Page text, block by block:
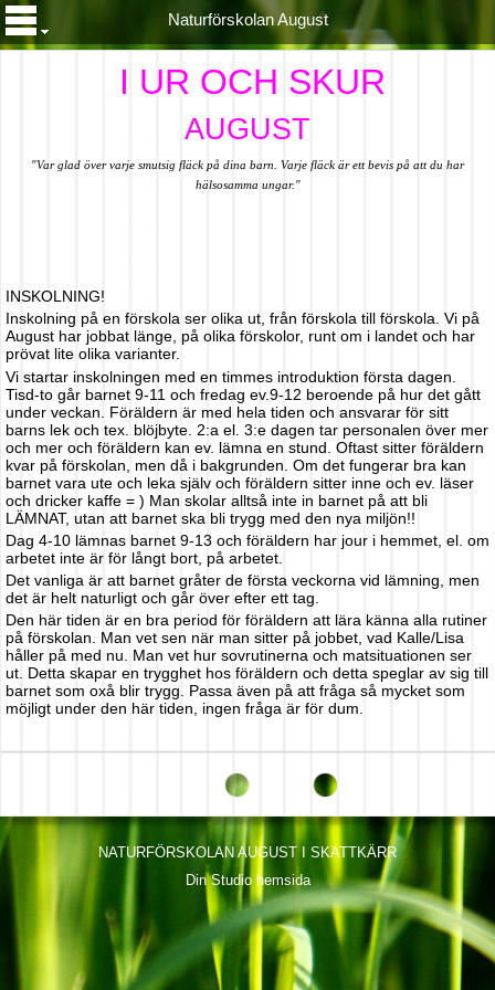
I UR OCH SKUR
AUGUST
"Var glad över varje smutsig fläck på dina barn. Varje fläck är ett bevis på att du har
hälsosamma ungar."
Naturförskolan August
INSKOLNING!
Inskolning på en förskola ser olika ut, från förskola till förskola. Vi på
August har jobbat länge, på olika förskolor, runt om i landet och har
prövat lite olika varianter.
Vi startar inskolningen med en timmes introduktion första dagen.
Tisd-to går barnet 9-11 och fredag ev.9-12 beroende på hur det gått
under veckan. Föräldern är med hela tiden och ansvarar för sitt
barns lek och tex. blöjbyte. 2:a el. 3:e dagen tar personalen över mer
och mer och föräldern kan ev. lämna en stund. Oftast sitter föräldern
kvar på förskolan, men då i bakgrunden. Om det fungerar bra kan
barnet vara ute och leka själv och föräldern sitter inne och ev. läser
och dricker kaffe = ) Man skolar alltså inte in barnet på att bli
LÄMNAT, utan att barnet ska bli trygg med den nya miljön!!
Dag 4-10 lämnas barnet 9-13 och föräldern har jour i hemmet, el. om
arbetet inte är för långt bort, på arbetet.
Det vanliga är att barnet gråter de första veckorna vid lämning, men
det är helt naturligt och går över efter ett tag.
Den här tiden är en bra period för föräldern att lära känna alla rutiner
på förskolan. Man vet sen när man sitter på jobbet, vad Kalle/Lisa
håller på med nu. Man vet hur sovrutinerna och matsituationen ser
ut. Detta skapar en trygghet hos föräldern och detta speglar av sig till
barnet som oxå blir trygg. Passa även på att fråga så mycket som
möjligt under den här tiden, ingen fråga är för dum.
NATURFÖRSKOLAN AUGUST I SKATTKÄRR
Din Studio hemsida